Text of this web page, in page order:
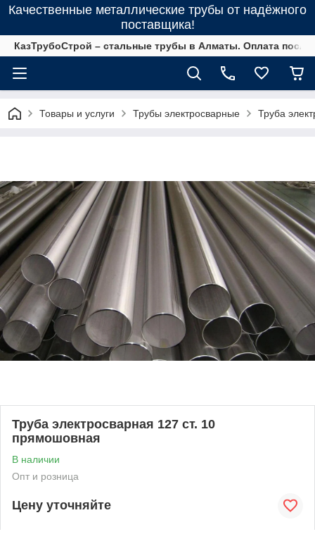
Качественные металлические трубы от надёжного
поставщика!
КазТрубоСтрой – стальные трубы в Алматы. Оплата
Товары и услуги Трубы электросварные Труба
Труба электросварная 127 ст. 10
прямошовная
В наличии
Опт и розница
Цену уточняйте